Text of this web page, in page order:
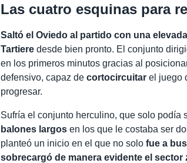
Las cuatro esquinas para
Saltó el Oviedo al partido con una
Tartiere desde bien pronto. El conjunto
en los primeros minutos gracias al
defensivo, capaz decortocircuitar el juego
progresar.
Sufría el conjunto herculino, que solo podía
balones largos en los que le costaba ser
planteó un inicio en el que no solofue a
sobrecargó de manera evidente el sector